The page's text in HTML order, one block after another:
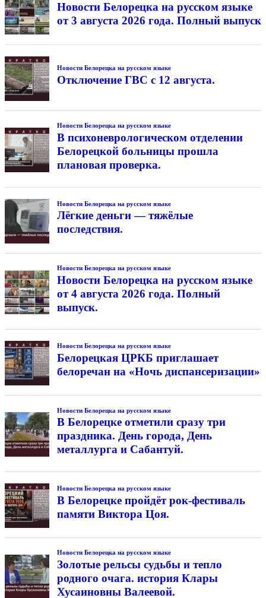
Новости Белорецка на русском языке
от 3 августа 2026 года. Полный выпуск
Новости Белорецка на русском языке
Отключение ГВС с 12 августа.
Новости Белорецка на русском языке
В психоневрологическом отделении
Белорецкой больницы прошла
плановая проверка.
Новости Белорецка на русском языке
Лёгкие деньги — тяжёлые
последствия.
Новости Белорецка на русском языке
Новости Белорецка на русском языке
от 4 августа 2026 года. Полный
выпуск.
Новости Белорецка на русском языке
Белорецкая ЦРКБ приглашает
белоречан на «Ночь диспансеризации»
Новости Белорецка на русском языке
В Белорецке отметили сразу три
праздника. День города, День
металлурга и Сабантуй.
Новости Белорецка на русском языке
В Белорецке пройдёт рок-фестиваль
памяти Виктора Цоя.
Новости Белорецка на русском языке
Золотые рельсы судьбы и тепло
родного очага. история Клары
Хусаиновны Валеевой.